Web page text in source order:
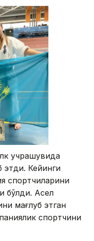
учрашувида
этди. Кейинги
спортчиларини
бўлди. Асел
мағлуб этган
спортчини